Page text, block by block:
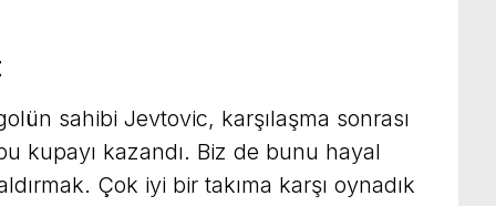
sahibi Jevtovic, karşılaşma sonrası
kupayı kazandı. Biz de bunu hayal
Çok iyi bir takıma karşı oynadık